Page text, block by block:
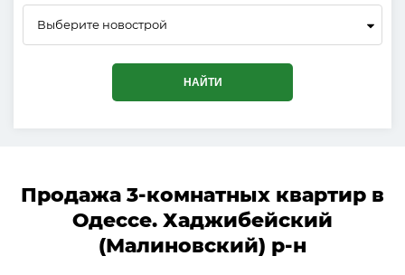
Выберите новострой
НАЙТИ
Продажа 3-комнатных квартир в
Одессе. Хаджибейский
(Малиновский) р-н